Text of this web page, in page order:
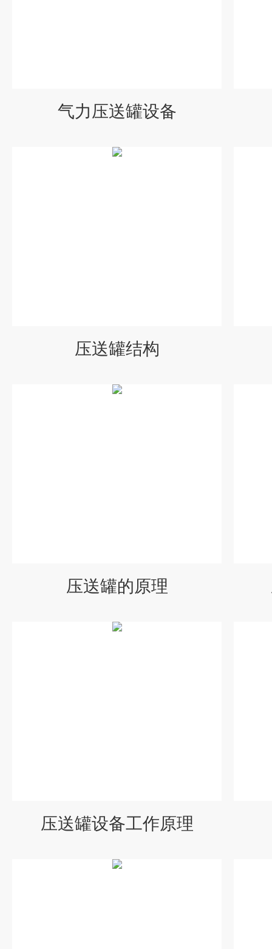
气力压送罐设备
压送罐结构
压送罐的原理
压送罐设备工作原理